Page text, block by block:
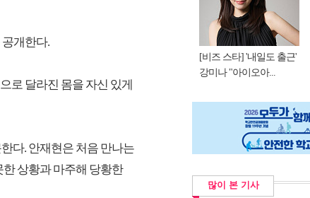
개한다.
로 달라진 몸을 자신 있게
다. 안재현은 처음 만나는
상황과 마주해 당황한
[비즈 스타] '내일도 출근'
강미나 "아이오아...
많이 본 기사